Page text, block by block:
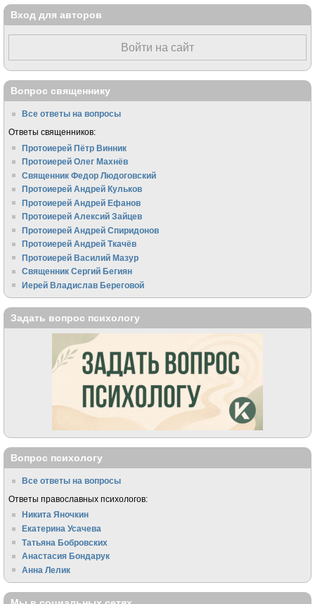
Вход для авторов
Войти на сайт
Вопрос священнику
Все ответы на вопросы
Ответы священников:
Протоиерей Пётр Винник
Протоиерей Олег Махнёв
Священник Федор Людоговский
Протоиерей Андрей Кульков
Протоиерей Андрей Ефанов
Протоиерей Алексий Зайцев
Протоиерей Андрей Спиридонов
Протоиерей Андрей Ткачёв
Протоиерей Василий Мазур
Священник Сергий Бегиян
Иерей Владислав Береговой
Задать вопрос психологу
Вопрос психологу
Все ответы на вопросы
Ответы православных психологов:
Никита Яночкин
Екатерина Усачева
Татьяна Бобровских
Анастасия Бондарук
Анна Лелик